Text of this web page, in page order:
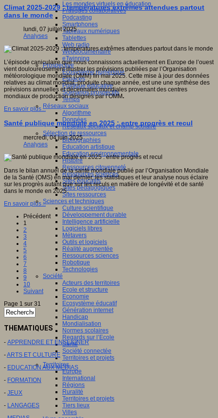
Les mondes virtuels en éducation
Pratiques collaboratives
Podcasting
Smartphones
Tableaux numériques
Tablettes
Web radio
Webdocumentaire
eTwinning
Prospective
Ecosystème numérique
Espaces
Politique éducative
Scénarios prospectifs
Temps
Réseaux sociaux
Algorithme
Données
Réseaux sociaux et champ scolaire
Sélection de ressources
Bibliographies
Education artistique
Education environnementale
Histoire
Ressources citoyenneté
Ressources sciences
Sites éducatifs
Sites pédagogiques
Sites ressources
Sciences et techniques
Culture scientifique
Développement durable
Intelligence artificielle
Logiciels libres
Métavers
Outils et logiciels
Réalité augmentée
Ressources sciences
Robotique
Technologies
Société
Acteurs des territoires
Ecole et structure
Economie
Ecosystème éducatif
Génération internet
Handicap
Mondialisation
Normes scolaires
Regards sur l’Ecole
Santé
Société connectée
Territoires et projets
Territoires
Europe
International
Régions
Ruralité
Territoires et projets
Tiers lieux
Villes
Climat 2025-2029 : températures extrêmes attendues partout
dans le monde
lundi, 07 juillet 2025
Analyses
L’épisode caniculaire que nous connaissons actuellement en Europe de l’ouest
vient douloureusement illustrer les prévisions publiées par l’Organisation
météorologique mondiale (OMM) fin mai 2025. Cette mise à jour des données
relatives au climat mondial, produite chaque année, est une une synthèse des
prévisions annuelles et décennales mondiales provenant des centres
mondiaux de production désignés par l’OMM.
En savoir plus...
Santé publique mondiale en 2025 : entre progrès et recul
mercredi, 04 juin 2025
Analyses
Dans le bilan annuel de la santé mondiale publié par l’Organisation Mondiale
de la Santé (OMS) en mai dernier, les statistiques et leur analyse nous éclaire
sur les progrès autant que sur les reculs en matière de longévité et de santé
dans le monde en 2025.
En savoir plus...
Précédent
1
2
3
4
5
6
7
8
9
10
Suivant
Page 1 sur 31
THEMATIQUES
- APPRENDRE ET ENSEIGNER
-ARTS ET CULTURE
- EDUCATION AUX MEDIAS
- FORMATION
- JEUX
- LANGAGES